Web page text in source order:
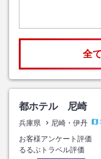
全
都ホテル 尼崎
兵庫県 尼崎・伊丹
お客様アンケート評価
るるぶトラベル評価